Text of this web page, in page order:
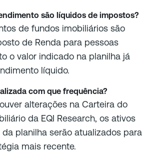
são líquidos de impostos?
de fundos imobiliários são
de Renda para pessoas
o valor indicado na planilha já
líquido.
com que frequência?
alterações na Carteira do
da EQI Research, os ativos
planilha serão atualizados para
mais recente.